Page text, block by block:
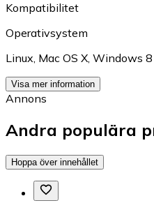
Kompatibilitet
Operativsystem
Linux, Mac OS X, Windows 8
Visa mer information
Annons
Andra populära
Hoppa över innehållet